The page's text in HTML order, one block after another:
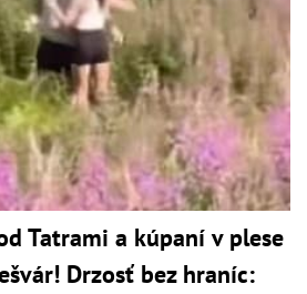
Tatrami a kúpaní v plese
Drzosť bez hraníc: